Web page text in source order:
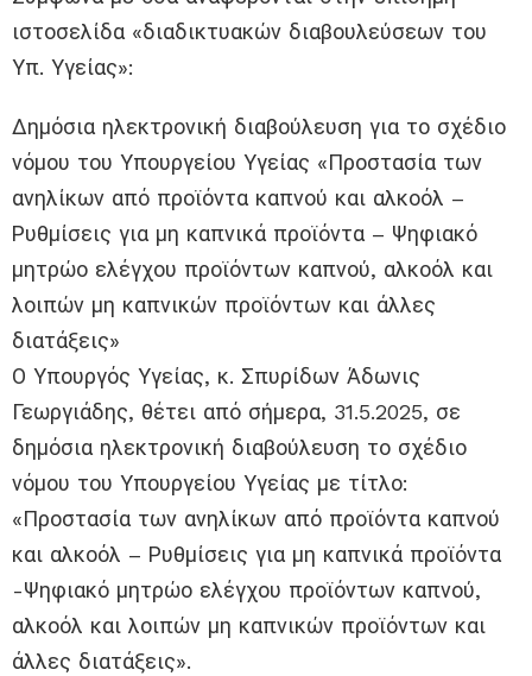
ιστοσελίδα «διαδικτυακών διαβουλεύσεων του
Υπ. Υγείας»:
Δημόσια ηλεκτρονική διαβούλευση για το σχέδιο
νόμου του Υπουργείου Υγείας «Προστασία των
ανηλίκων από προϊόντα καπνού και αλκοόλ –
Ρυθμίσεις για μη καπνικά προϊόντα – Ψηφιακό
μητρώο ελέγχου προϊόντων καπνού, αλκοόλ και
λοιπών μη καπνικών προϊόντων και άλλες
διατάξεις»
Ο Υπουργός Υγείας, κ. Σπυρίδων Άδωνις
Γεωργιάδης, θέτει από σήμερα, 31.5.2025, σε
δημόσια ηλεκτρονική διαβούλευση το σχέδιο
νόμου του Υπουργείου Υγείας με τίτλο:
«Προστασία των ανηλίκων από προϊόντα καπνού
και αλκοόλ – Ρυθμίσεις για μη καπνικά προϊόντα
-Ψηφιακό μητρώο ελέγχου προϊόντων καπνού,
αλκοόλ και λοιπών μη καπνικών προϊόντων και
άλλες διατάξεις».